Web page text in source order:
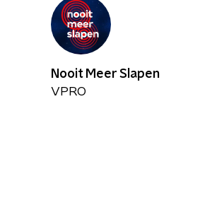
Nooit Meer Slapen
VPRO